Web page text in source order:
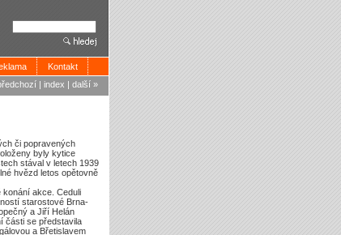
Kontakt
index další »
či popravených
byly kytice
stával v letech 1939
hvězd letos opětovně
akce. Ceduli
starostové Brna-
a Jiří Helán
části se představila
a Břetislavem